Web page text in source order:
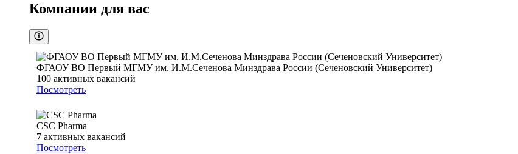
Компании для вас
ФГАОУ ВО Первый МГМУ им. И.М.Сеченова Минздрава России (Сеченовский Университет)
100 активных вакансий
Посмотреть
CSC Pharma
7 активных вакансий
Посмотреть